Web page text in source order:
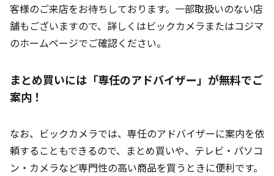
客様のご来店をお待ちしております。一部取扱いのない店
舗もございますので、詳しくはビックカメラまたはコジマ
のホームページでご確認ください。
まとめ買いには「専任のアドバイザー」が無料でご
案内！
なお、ビックカメラでは、専任のアドバイザーに案内を依
頼することもできるので、まとめ買いや、テレビ・パソコ
ン・カメラなど専門性の高い商品を買うときに便利です。